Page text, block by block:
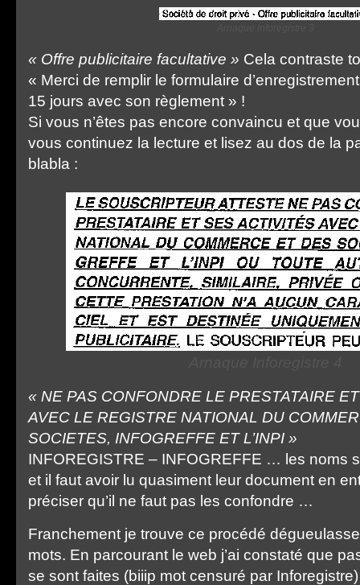
« Offre publicitaire facultative » Cela contraste
« Merci de remplir le formulaire
15 jours avec son règlement » !
Si vous n’êtes pas encore convaincu et que
vous continuez la lecture et lisez au dos de la
blabla :
« NE PAS CONFONDRE LE PRESTATAIRE
AVEC LE REGISTRE NATIONAL DU
SOCIETES, INFOGREFFE ET L’INPI »
INFOREGISTRE – INFOGREFFE … les noms
et il faut avoir lu quasiment leur document en
préciser qu’il ne faut pas les confondre …
Franchement je trouve ce procédé
mots. En parcourant le web j’ai constaté que
se sont faites (biiip mot censuré par